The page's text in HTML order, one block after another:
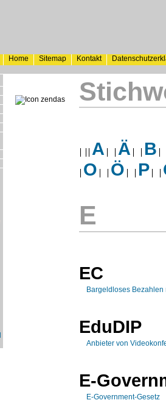
Home Sitemap Kontakt
A Ä
B
O
Ö P
E
EC
Bargeldloses Bezahlen
EduDIP
Anbieter von
E-
E-Government-Gesetz